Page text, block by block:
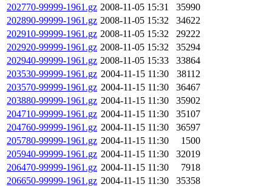
202770-99999-1961.gz 2008-11-05 15:31
35990
202890-99999-1961.gz 2008-11-05 15:32
34622
202910-99999-1961.gz 2008-11-05 15:32
29222
202920-99999-1961.gz 2008-11-05 15:32
35294
202940-99999-1961.gz 2008-11-05 15:33
33864
203530-99999-1961.gz 2004-11-15 11:30
38112
203570-99999-1961.gz 2004-11-15 11:30
36467
203880-99999-1961.gz 2004-11-15 11:30
35902
204710-99999-1961.gz 2004-11-15 11:30
35107
204760-99999-1961.gz 2004-11-15 11:30
36597
205780-99999-1961.gz 2004-11-15 11:30
1500
205940-99999-1961.gz 2004-11-15 11:30
32019
206470-99999-1961.gz 2004-11-15 11:30
7918
206650-99999-1961.gz 2004-11-15 11:30
35358